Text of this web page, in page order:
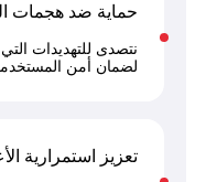
حماية ضد هجمات
نتصدى للتهديدات التي
لضمان أمن
تعزيز استمرارية